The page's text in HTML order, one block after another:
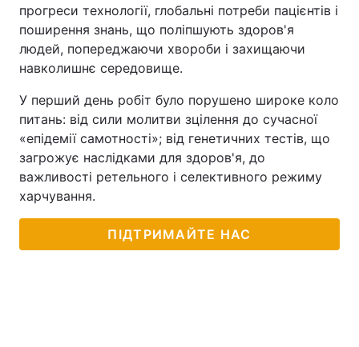
Тема оформлення
прогреси технології, глобальні потреби пацієнтів і
поширення знань, що поліпшують здоров'я
людей, попереджаючи хвороби і захищаючи
навколишнє середовище.
У перший день робіт було порушено широке коло
питань: від сили молитви зцілення до сучасної
«епідемії самотності»; від генетичних тестів, що
загрожує наслідками для здоров'я, до
важливості ретельного і селективного режиму
харчування.
ПІДТРИМАЙТЕ НАС